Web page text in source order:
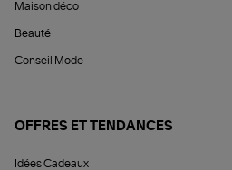
Maison déco
Beauté
Conseil Mode
OFFRES ET TENDANCES
Idées Cadeaux